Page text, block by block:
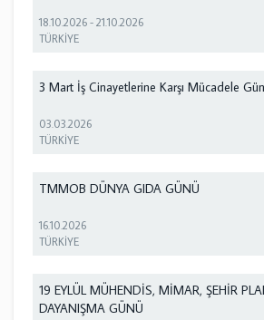
18.10.2026 -21.10.2026
TÜRKİYE
3 Mart İş Cinayetlerine Karşı Mücadele
03.03.2026
TÜRKİYE
TMMOB DÜNYA GIDA GÜNÜ
16.10.2026
TÜRKİYE
19 EYLÜL MÜHENDİS, MİMAR, ŞEHİR
DAYANIŞMA GÜNÜ